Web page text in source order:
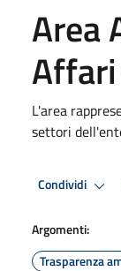
Area
L'area
settori
Condividi
Argomenti:
Trasparenza